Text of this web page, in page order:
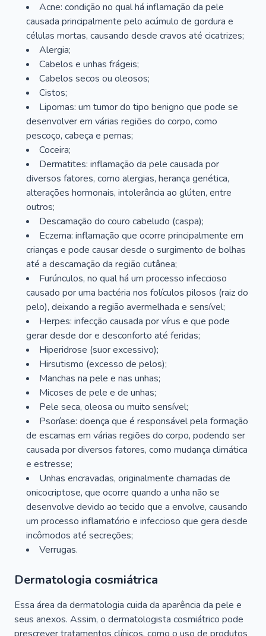
Acne: condição no qual há inflamação da pele
causada principalmente pelo acúmulo de gordura e
células mortas, causando desde cravos até cicatrizes;
Alergia;
Cabelos e unhas frágeis;
Cabelos secos ou oleosos;
Cistos;
Lipomas: um tumor do tipo benigno que pode se
desenvolver em várias regiões do corpo, como
pescoço, cabeça e pernas;
Coceira;
Dermatites: inflamação da pele causada por
diversos fatores, como alergias, herança genética,
alterações hormonais, intolerância ao glúten, entre
outros;
Descamação do couro cabeludo (caspa);
Eczema: inflamação que ocorre principalmente em
crianças e pode causar desde o surgimento de bolhas
até a descamação da região cutânea;
Furúnculos, no qual há um processo infeccioso
causado por uma bactéria nos folículos pilosos (raiz do
pelo), deixando a região avermelhada e sensível;
Herpes: infecção causada por vírus e que pode
gerar desde dor e desconforto até feridas;
Hiperidrose (suor excessivo);
Hirsutismo (excesso de pelos);
Manchas na pele e nas unhas;
Micoses de pele e de unhas;
Pele seca, oleosa ou muito sensível;
Psoríase: doença que é responsável pela formação
de escamas em várias regiões do corpo, podendo ser
causada por diversos fatores, como mudança climática
e estresse;
Unhas encravadas, originalmente chamadas de
onicocriptose, que ocorre quando a unha não se
desenvolve devido ao tecido que a envolve, causando
um processo inflamatório e infeccioso que gera desde
incômodos até secreções;
Verrugas.
Dermatologia cosmiátrica
Essa área da dermatologia cuida da aparência da pele e
seus anexos. Assim, o dermatologista cosmiátrico pode